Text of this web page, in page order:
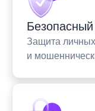
Безопасный
Защита
и